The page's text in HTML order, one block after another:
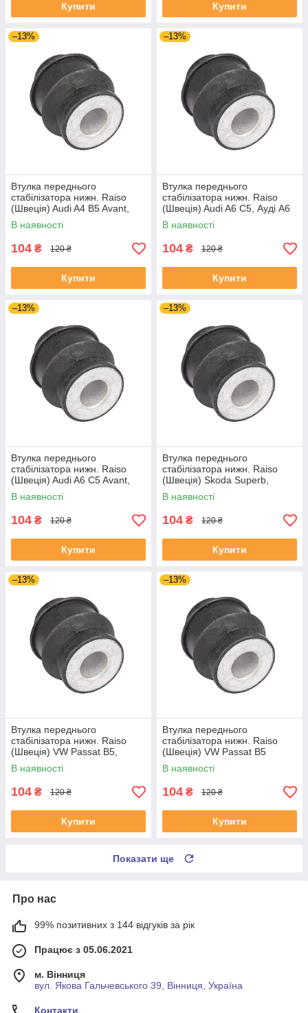
Купити Купити
–13%
Втулка переднього
стабілізатора нижн. Raiso
(Швеція) Audi A4 B5 Avant,
Ауді А4 Б5 94- #RL-8D0317C
UAIHNBK4
В наявності
104 ₴ 120 ₴
Купити
–13%
Втулка переднього
стабілізатора нижн. Raiso
(Швеція) Audi A6 C5, Ауді А6
Ц5 97- #RL-8D0317C
UANWQEO4
В наявності
104 ₴ 120 ₴
Купити
–13%
Втулка переднього
стабілізатора нижн. Raiso
(Швеція) Audi A6 C5 Avant,
Ауді А6 Ц5 97- #RL-8D0317C
UANWQEO4
В наявності
104 ₴ 120 ₴
Купити
–13%
Втулка переднього
стабілізатора нижн. Raiso
(Швеція) Skoda Superb,
Шкода СуперБ 01- #RL-
8D0317C UAODRMJ4
В наявності
104 ₴ 120 ₴
Купити
–13%
Втулка переднього
стабілізатора нижн. Raiso
(Швеція) VW Passat B5,
Фольксваген Пасат Б5 #RL-
8D0317C UALDHBJ4
В наявності
104 ₴ 120 ₴
Купити
–13%
Втулка переднього
стабілізатора нижн. Raiso
(Швеція) VW Passat B5
Variant, ФВ Пасат Б5 #RL-
8D0317C UAYJSPW4
В наявності
104 ₴ 120 ₴
Купити
Показати ще
Про нас
99% позитивних з 144 відгуків за рік
Працює з 05.06.2021
м. Вінниця
вул. Якова Гальчевського 39, Вінниця, Україна
Контакти